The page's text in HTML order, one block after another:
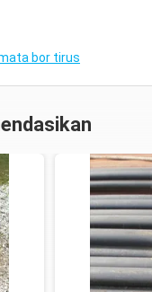
55000 95000
110000 140000
bor tirus